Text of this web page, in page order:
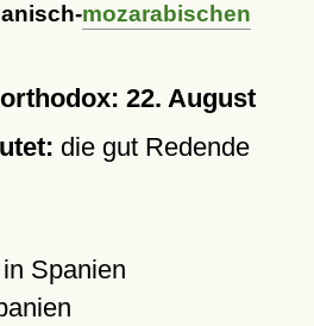
mozarabischen
22. August
die gut Redende
Spanien